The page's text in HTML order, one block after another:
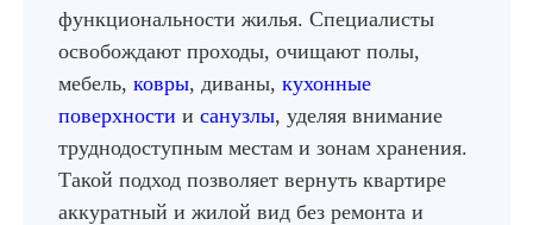
функциональности жилья. Специалисты
освобождают проходы, очищают полы,
мебель, ковры, диваны, кухонные
поверхности и санузлы, уделяя внимание
труднодоступным местам и зонам хранения.
Такой подход позволяет вернуть квартире
аккуратный и жилой вид без ремонта и